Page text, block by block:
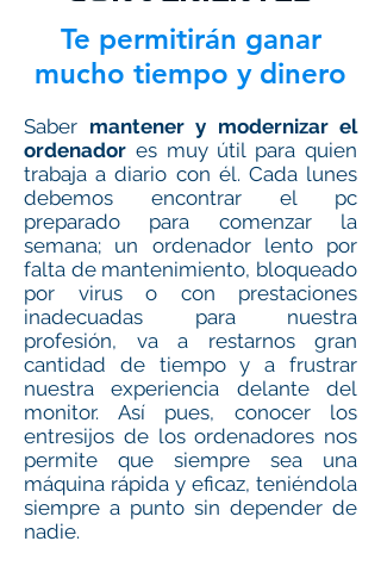
Te permitirán ganar
mucho tiempo y dinero
Saber mantener y modernizar el
ordenador es muy útil para quien
trabaja a diario con él. Cada lunes
debemos encontrar el pc
preparado para comenzar la
semana; un ordenador lento por
falta de mantenimiento, bloqueado
por virus o con prestaciones
inadecuadas para nuestra
profesión, va a restarnos gran
cantidad de tiempo y a frustrar
nuestra experiencia delante del
monitor. Así pues, conocer los
entresijos de los ordenadores nos
permite que siempre sea una
máquina rápida y eficaz, teniéndola
siempre a punto sin depender de
nadie.